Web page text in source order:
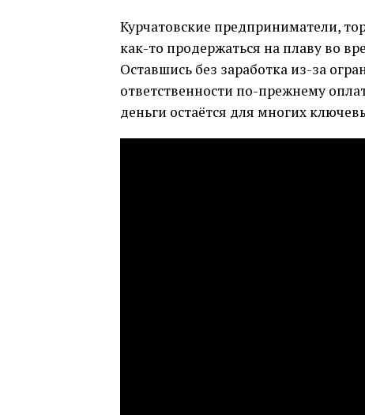
Курчатовские предприниматели,
как-то продержаться на плаву во
Оставшись без заработка из-за
ответственности по-прежнему
деньги остаётся для многих